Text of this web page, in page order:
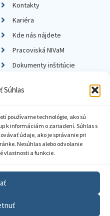
Súhlas
používame technológie, ako sú
k informáciám o zariadení. Súhlas s
údaje, ako je správanie pri
Nesúhlas alebo odvolanie
vlastnosti a funkcie.
Kontakty
Kariéra
Kde nás nájdete
Pracoviská NIVaM
Dokumenty inštitúcie
súkromia
informácií